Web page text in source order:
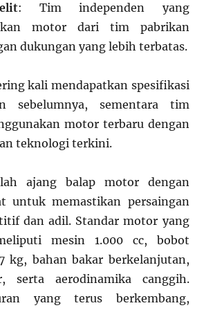
: Tim independen yang
motor dari tim pabrikan
dukungan yang lebih terbatas.
kali mendapatkan spesifikasi
sebelumnya, sementara tim
motor terbaru dengan
teknologi terkini.
ajang balap motor dengan
untuk memastikan persaingan
dan adil. Standar motor yang
mesin 1.000 cc, bobot
kg, bahan bakar berkelanjutan,
serta aerodinamika canggih.
yang terus berkembang,